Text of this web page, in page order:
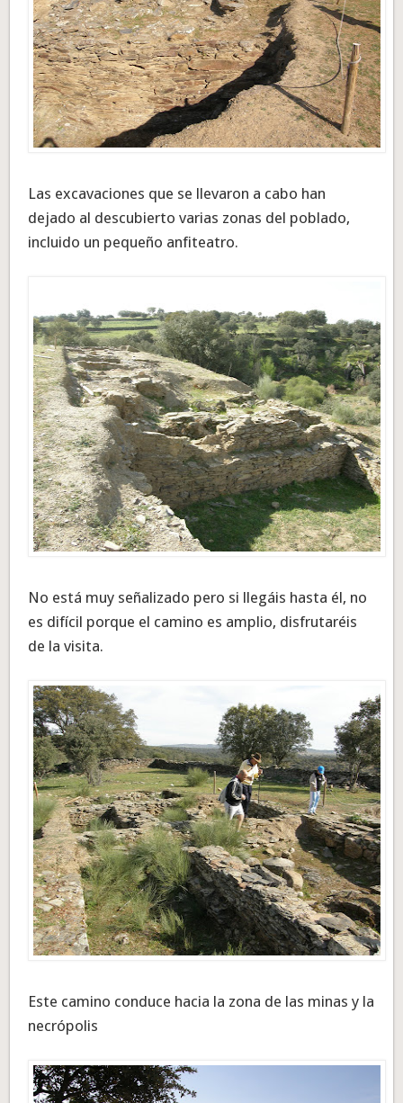
Las excavaciones que se llevaron a cabo han
dejado al descubierto varias zonas del poblado,
incluido un pequeño anfiteatro.
No está muy señalizado pero si llegáis hasta él, no
es difícil porque el camino es amplio, disfrutaréis
de la visita.
Este camino conduce hacia la zona de las minas y la
necrópolis